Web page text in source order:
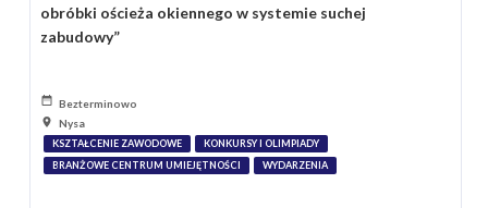
obróbki ościeża okiennego w systemie suchej
zabudowy”
Bezterminowo
Nysa
KSZTAŁCENIE ZAWODOWE
KONKURSY I OLIMPIADY
BRANŻOWE CENTRUM UMIEJĘTNOŚCI
WYDARZENIA